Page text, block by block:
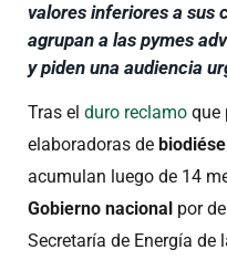
valores inferiores a sus
agrupan a las pymes
y piden una audiencia
Tras el duro reclamo que
elaboradoras de
acumulan luego de 14
Gobierno nacional por
Secretaría de Energía